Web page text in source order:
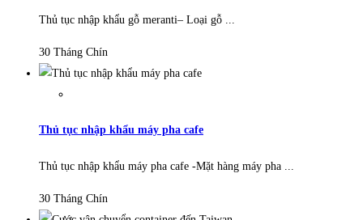
Thủ tục nhập khẩu gỗ meranti– Loại gỗ ...
30 Tháng Chín
Thủ tục nhập khẩu máy pha cafe
Thủ tục nhập khẩu máy pha cafe -Mặt hàng máy pha ...
30 Tháng Chín